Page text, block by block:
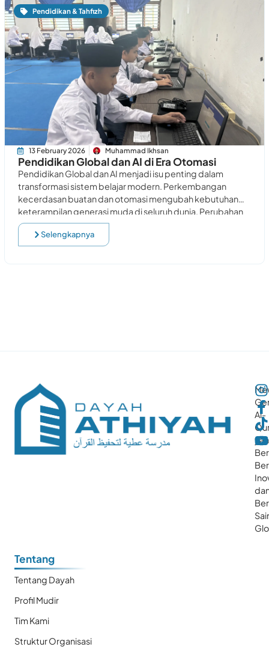
Pendidikan & Tahfizh
13 February 2026 Muhammad Ikhsan
Pendidikan Global dan AI di Era Otomasi
Pendidikan Global dan AI menjadi isu penting dalam
transformasi sistem belajar modern. Perkembangan
kecerdasan buatan dan otomasi mengubah kebutuhan
keterampilan generasi muda di seluruh dunia. Perubahan
tersebut menuntut lembaga pendidikan
Selengkapnya
Al-
Tentang
Tentang Dayah
Profil Mudir
Tim Kami
Struktur Organisasi